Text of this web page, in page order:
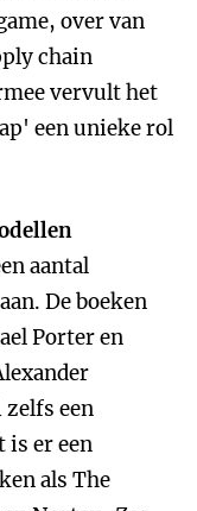
over van
chain
vervult het
een unieke rol
aantal
De boeken
Porter en
zelfs een
is er een
als The